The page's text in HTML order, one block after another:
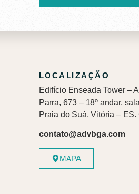
LOCALIZAÇÃO
Edifício Enseada Tower –
Parra, 673 – 18º andar,
Praia do Suá, Vitória –
contato@advbga.com
MAPA